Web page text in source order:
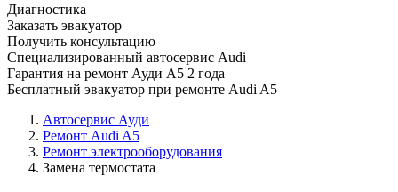
Диагностика
Заказать эвакуатор
Получить консультацию
Специализированный автосервис Audi
Гарантия на ремонт Ауди А5 2 года
Бесплатный эвакуатор при ремонте Audi A5
Автосервис Ауди
Ремонт Audi A5
Ремонт электрооборудования
Замена термостата